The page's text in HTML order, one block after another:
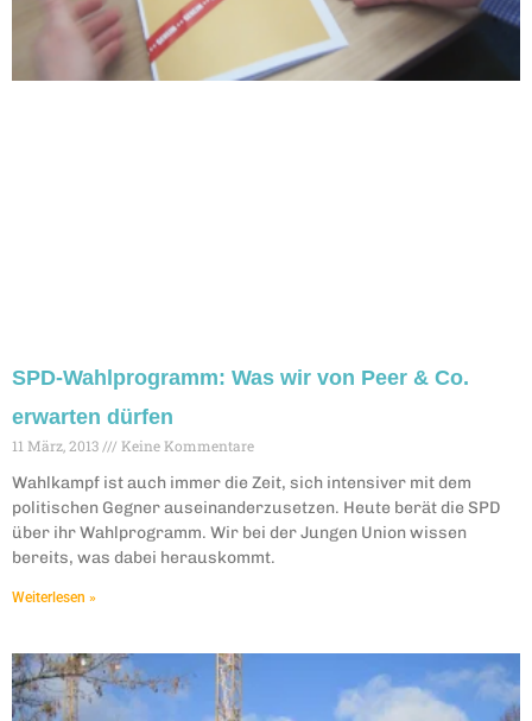
SPD-Wahlprogramm: Was wir von Peer & Co.
erwarten dürfen
11 März, 2013 Keine Kommentare
Wahlkampf ist auch immer die Zeit, sich intensiver mit dem
politischen Gegner auseinanderzusetzen. Heute berät die SPD
über ihr Wahlprogramm. Wir bei der Jungen Union wissen
bereits, was dabei herauskommt.
Weiterlesen »